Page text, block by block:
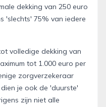
dekking van 250 euro
'slechts' 75% van iedere
volledige dekking van
tot 1.000 euro per
zorgverzekeraar
je ook de 'duurste'
zijn niet alle